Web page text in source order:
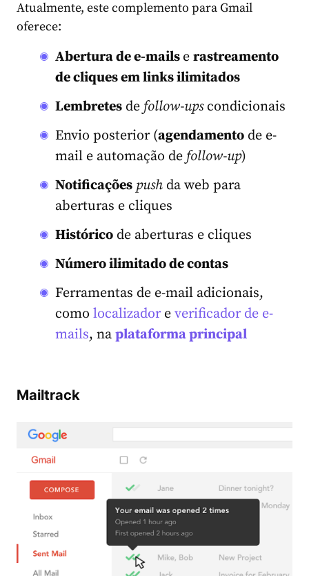
Atualmente, este complemento para Gmail
oferece:
Abertura de e-mails e rastreamento
de cliques em links ilimitados
Lembretes de follow-upscondicionais
Envio posterior (agendamento de e-
mail e automação de follow-up)
Notificações push da web para
aberturas e cliques
Histórico de aberturas e cliques
Número ilimitado de contas
Ferramentas de e-mail adicionais,
como localizadore verificador de e-
mails, na plataforma principal
Mailtrack